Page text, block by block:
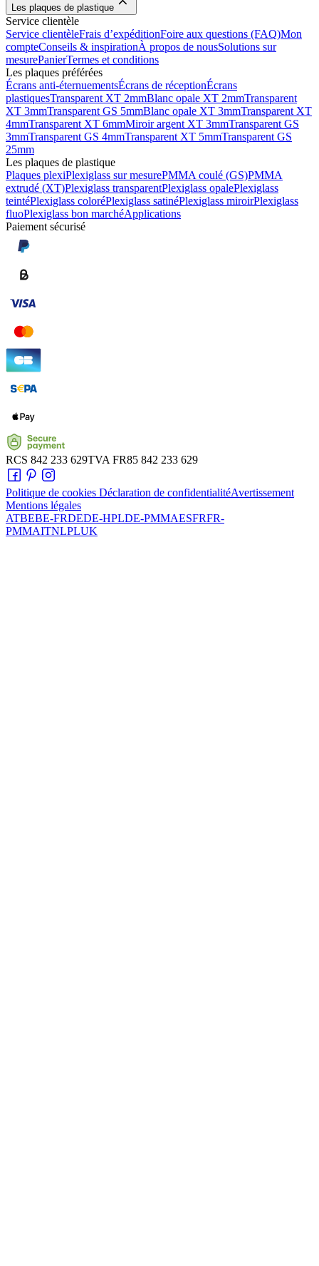
Les plaques de plastique
Service clientèle
Service clientèleFrais d’expéditionFoire aux questions (FAQ)Mon
compteConseils & inspirationÀ propos de nousSolutions sur
mesurePanierTermes et conditions
Les plaques préférées
Écrans anti-éternuementsÉcrans de réceptionÉcrans
plastiquesTransparent XT 2mmBlanc opale XT 2mmTransparent
XT 3mmTransparent GS 5mmBlanc opale XT 3mmTransparent XT
4mmTransparent XT 6mmMiroir argent XT 3mmTransparent GS
3mmTransparent GS 4mmTransparent XT 5mmTransparent GS
25mm
Les plaques de plastique
Plaques plexiPlexiglass sur mesurePMMA coulé (GS)PMMA
extrudé (XT)Plexiglass transparentPlexiglass opalePlexiglass
teintéPlexiglass coloréPlexiglass satinéPlexiglass miroirPlexiglass
fluoPlexiglass bon marchéApplications
Paiement sécurisé
RCS 842 233 629TVA FR85 842 233 629
Politique de cookies Déclaration de confidentialitéAvertissement
Mentions légales
ATBEBE-FRDEDE-HPLDE-PMMAESFRFR-
PMMAITNLPLUK